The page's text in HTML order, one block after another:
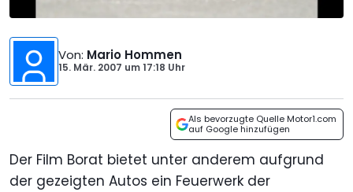
Von: Mario Hommen
15. Mär. 2007 um17:18 Uhr
Als bevorzugte Quelle Motor1.com
auf Google hinzufügen
Der Film Borat bietet unter anderem aufgrund
der gezeigten Autos ein Feuerwerk der